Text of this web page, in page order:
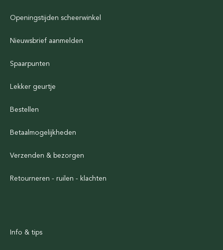
Openingstijden scheerwinkel
Nieuwsbrief aanmelden
Spaarpunten
Lekker geurtje
Bestellen
Betaalmogelijkheden
Verzenden & bezorgen
Retourneren - ruilen - klachten
Info & tips